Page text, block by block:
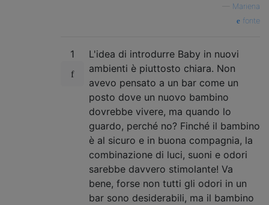
Mariena
fonte
1
L'idea di introdurre Baby in nuovi
ambienti è piuttosto chiara. Non
avevo pensato a un bar come un
posto dove un nuovo bambino
dovrebbe vivere, ma quando lo
guardo, perché no? Finché il bambino
è al sicuro e in buona compagnia, la
combinazione di luci, suoni e odori
sarebbe davvero stimolante! Va
bene, forse non tutti gli odori in un
bar sono desiderabili, ma il bambino